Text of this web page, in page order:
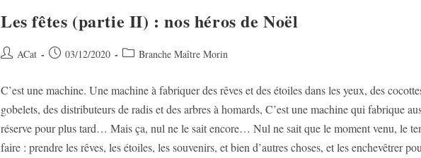
Les fêtes (partie II) : nos héros de Noël
Auteur/autrice
publication :
ACat
Post 03/12/2020
Post Branche Maître Morin
C’est une machine. Une machine à fabriquer des rêves et des étoiles dans les yeux, des
gobelets, des distributeurs de radis et des arbres à homards, C’est une machine qui fabrique
réserve pour plus tard… Mais ça, nul ne le sait encore… Nul ne sait que le moment venu, le
faire : prendre les rêves, les étoiles, les souvenirs, et bien d’autres choses, et les enchevêtrer